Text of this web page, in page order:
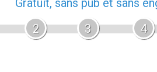
Gratuit, sans pub et sans
2 3 4